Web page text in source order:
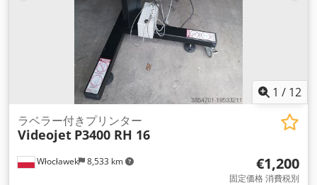
1 / 12
Włocławek 8,533 km
ラベラー付きプリンター
Videojet P3400 RH 16
€1,200
固定価格 消費税別